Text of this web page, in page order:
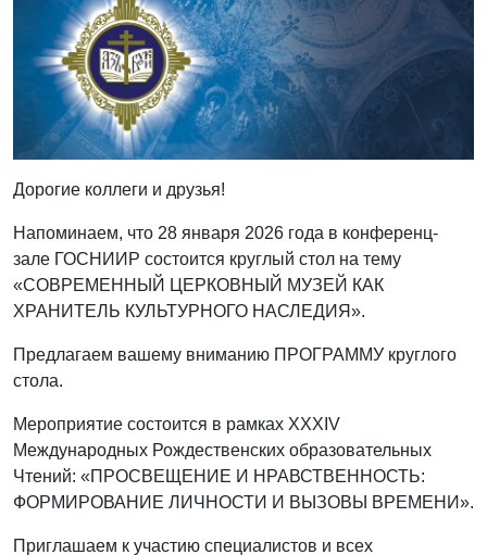
Дорогие коллеги и друзья!
Напоминаем, что 28 января 2026 года в конференц-
зале ГОСНИИР состоится круглый стол на тему
«СОВРЕМЕННЫЙ ЦЕРКОВНЫЙ МУЗЕЙ КАК
ХРАНИТЕЛЬ КУЛЬТУРНОГО НАСЛЕДИЯ».
Предлагаем вашему вниманию ПРОГРАММУ круглого
стола.
Мероприятие состоится в рамках XXXIV
Международных Рождественских образовательных
Чтений: «ПРОСВЕЩЕНИЕ И НРАВСТВЕННОСТЬ:
ФОРМИРОВАНИЕ ЛИЧНОСТИ И ВЫЗОВЫ ВРЕМЕНИ».
Приглашаем к участию специалистов и всех